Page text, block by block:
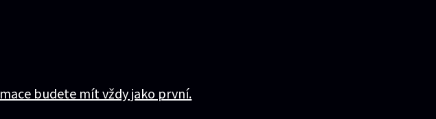
budete mít vždy jako první.